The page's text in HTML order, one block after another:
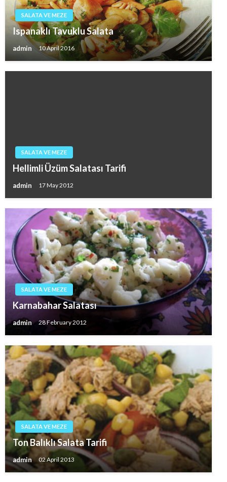
SALATA VE MEZE
Ispanaklı Tavuklu Salata
admin 10 April 2016
SALATA VE MEZE
Hellimli Üzüm Salatası Tarifi
admin 17 May 2012
SALATA VE MEZE
Karnabahar Salatası
admin 28 February 2012
SALATA VE MEZE
Ton Balıklı Salata Tarifi
admin 02 April 2013